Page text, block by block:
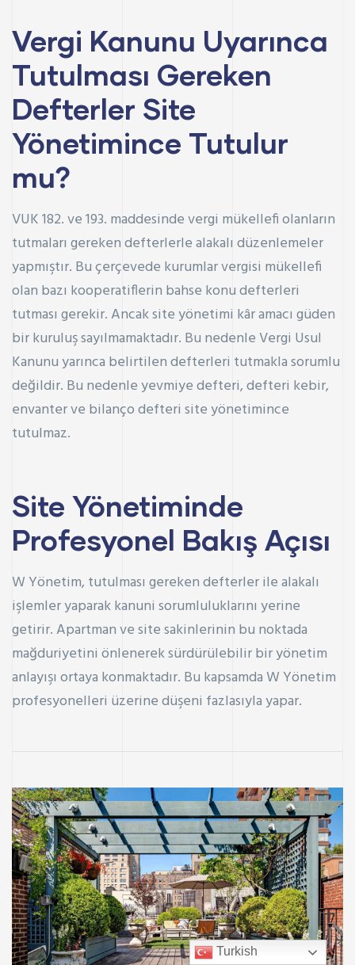
Vergi Kanunu Uyarınca
Tutulması Gereken
Defterler Site
Yönetimince Tutulur
mu?
VUK 182. ve 193. maddesinde vergi mükellefi olanların
tutmaları gereken defterlerle alakalı düzenlemeler
yapmıştır. Bu çerçevede kurumlar vergisi mükellefi
olan bazı kooperatiflerin bahse konu defterleri
tutması gerekir. Ancak site yönetimi kâr amacı güden
bir kuruluş sayılmamaktadır. Bu nedenle Vergi Usul
Kanunu yarınca belirtilen defterleri tutmakla sorumlu
değildir. Bu nedenle yevmiye defteri, defteri kebir,
envanter ve bilanço defteri site yönetimince
tutulmaz.
Site Yönetiminde
Profesyonel Bakış Açısı
W Yönetim, tutulması gereken defterler ile alakalı
işlemler yaparak kanuni sorumluluklarını yerine
getirir. Apartman ve site sakinlerinin bu noktada
mağduriyetini önlenerek sürdürülebilir bir yönetim
anlayışı ortaya konmaktadır. Bu kapsamda W Yönetim
profesyonelleri üzerine düşeni fazlasıyla yapar.
Turkish